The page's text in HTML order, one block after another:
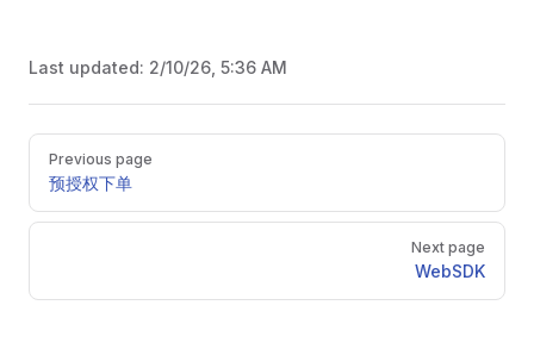
Last updated: 2/10/26, 5:36 AM
Pager
Previous page
预授权下单
Next page
WebSDK